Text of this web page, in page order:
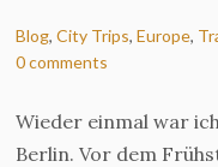
Blog,City Trips,Europe,
0 comments
Wieder einmal war
Berlin. Vor dem